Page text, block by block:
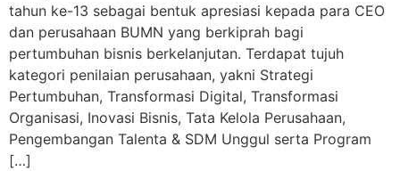
tahun ke-13 sebagai bentuk apresiasi kepada para CEO
dan perusahaan BUMN yang berkiprah bagi
pertumbuhan bisnis berkelanjutan. Terdapat tujuh
kategori penilaian perusahaan, yakni Strategi
Pertumbuhan, Transformasi Digital, Transformasi
Organisasi, Inovasi Bisnis, Tata Kelola Perusahaan,
Pengembangan Talenta & SDM Unggul serta Program
[…]